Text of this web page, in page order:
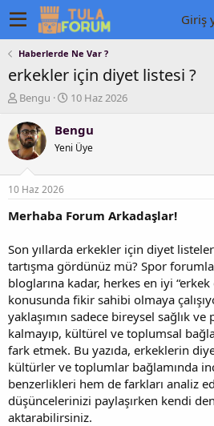
Giriş
Haberlerde Ne Var ?
erkekler için diyet listesi ?
K
n
u
y
b
a
ş
t
a
n
Bengu
B
ş
l
a
ç
r
i
h
10 Haz 2026
Bengu
Yeni Üye
10 Haz 2026
Merhaba Forum Arkadaşlar!
Son yıllarda erkekler için diyet
tartışma gördünüz mü? Spor
bloglarına kadar, herkes en iyi
konusunda fikir sahibi olmaya
yaklaşımın sadece bireysel sağlık ve
kalmayıp, kültürel ve toplumsal
fark etmek. Bu yazıda, erkeklerin
kültürler ve toplumlar bağlamında
benzerlikleri hem de farkları analiz
düşüncelerinizi paylaşırken kendi
aktarabilirsiniz.